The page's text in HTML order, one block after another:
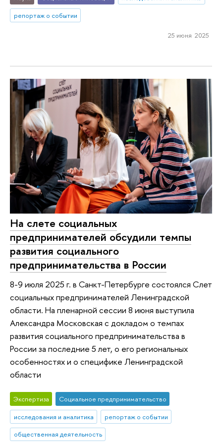
репортаж о событии
25 июня 2025
На слете социальных
предпринимателей обсудили темпы
развития социального
предпринимательства в России
8-9 июля 2025 г. в Санкт-Петербурге состоялся Слет
социальных предпринимателей Ленинградской
области. На пленарной сессии 8 июня выступила
Александра Московская с докладом о темпах
развития социального предпринимательства в
России за последние 5 лет, о его региональных
особенностях и о специфике Ленинградской
области
Экспертиза
Социальное предпринимательство
исследования и аналитика
репортаж о событии
общественная деятельность